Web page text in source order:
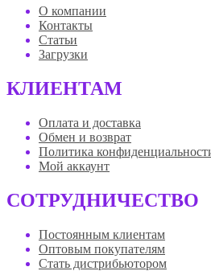
О компании
Контакты
Статьи
Загрузки
КЛИЕНТАМ
Оплата и доставка
Обмен и возврат
Политика
Мой аккаунт
СОТРУДНИЧЕСТВО
Постоянным клиентам
Оптовым покупателям
Стать дистрибьютором